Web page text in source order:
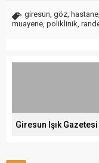
giresun, göz, hastane,
muayene, poliklinik,
Giresun Işık Gazetesi